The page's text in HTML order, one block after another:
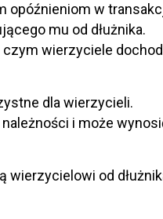
opóźnieniom w
mu od dłużnika.
czym wierzyciele
dla wierzycieli.
i może
wierzycielowi od